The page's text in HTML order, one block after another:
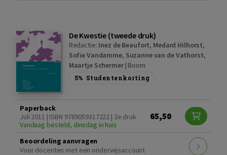
De Kwestie (tweede druk)
Redactie: Inez de Beaufort, Medard Hilhorst,
Sofie Vandamme, Suzanne van de Vathorst,
Maartje Schermer| Boom
5% Studentenkorting
Paperback
Juli 2011 | ISBN 9789059317222 | 2e druk
Vandaag besteld, dinsdag in huis
65,50
Beoordeling aanvragen
Voor docenten met een onderwijsaccount